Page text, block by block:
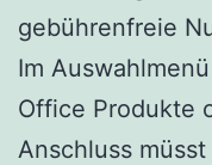
gebührenfreie
Im
Office Produkte
Anschluss